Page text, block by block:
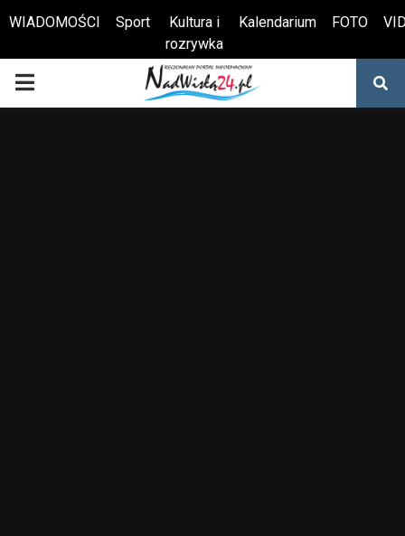
Otwórz pasek narzędzi
WIADOMOŚCI Sport
Kultura i
rozrywka
Kalendarium FOTO
PRIMARY